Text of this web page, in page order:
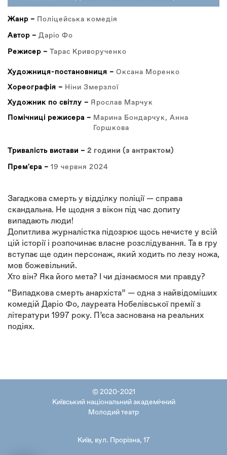
ВКЛАДКА)
Жанр – Поліцейська комедія
Автор – Даріо Фо
Режисер – Тарас Криворученко
Художниця-постановниця – Оксана Моренко
Хореографія – Ніни Змерзлої
Художник по світлу – Ярослав Марчук
Помічниці режисера – Марина Бондарчук, Анна
Горшкова
Тривалість вистави – 2 години (з антрактом)
Прем'єра – 19 червня 2024
Загадкова смерть у відділку поліції — справа
скандальна. Не щодня з вікон під час допиту
випадають люди!
Допитлива журналістка підозрює щось нечисте у всій
цій історії і розпочинає власне розслідування. Та в гру
вступає ще один персонаж, який ходить по лезу ножа,
мов божевільний.
Хто він? Яка його мета? І чи дізнаємося ми правду?
“Випадкова смерть анархіста” — одна з найвідоміших
комедій Даріо Фо, лауреата Нобелівської премії з
літератури 1997 року. П’єса заснована на реальних
подіях.
© 2020-2021
Київський національний академічний
Молодий театр
Київ, вул. Прорізна, 17